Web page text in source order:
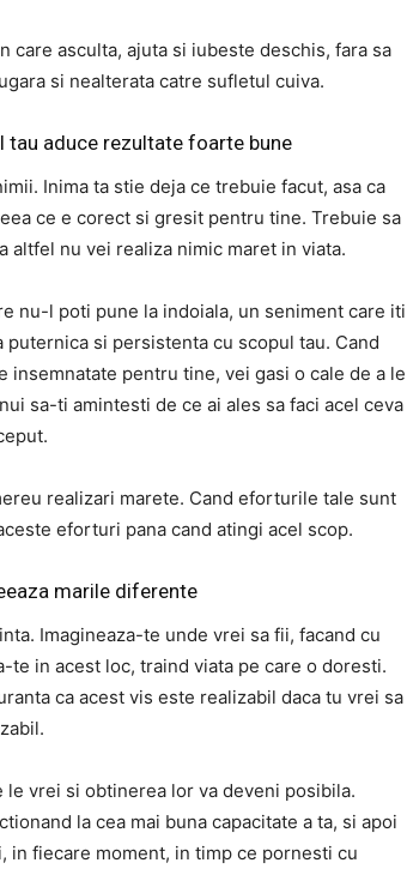
care asculta, ajuta si iubeste deschis, fara sa
si nealterata catre sufletul cuiva.
tau aduce rezultate foarte bune
Inima ta stie deja ce trebuie facut, asa ca
ce e corect si gresit pentru tine. Trebuie sa
nu vei realiza nimic maret in viata.
nu-l poti pune la indoiala, un seniment care iti
si persistenta cu scopul tau. Cand
insemnatate pentru tine, vei gasi o cale de a le
sa-ti amintesti de ce ai ales sa faci acel ceva
realizari marete. Cand eforturile tale sunt
eforturi pana cand atingi acel scop.
marile diferente
Imagineaza-te unde vrei sa fii, facand cu
in acest loc, traind viata pe care o doresti.
ca acest vis este realizabil daca tu vrei sa
vrei si obtinerea lor va deveni posibila.
la cea mai buna capacitate a ta, si apoi
in fiecare moment, in timp ce pornesti cu